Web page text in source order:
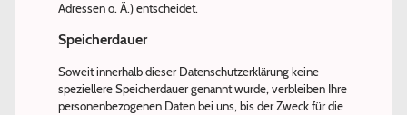
Adressen o. Ä.) entscheidet.
Speicherdauer
Soweit innerhalb dieser Datenschutzerklärung keine
speziellere Speicherdauer genannt wurde, verbleiben Ihre
personenbezogenen Daten bei uns, bis der Zweck für die